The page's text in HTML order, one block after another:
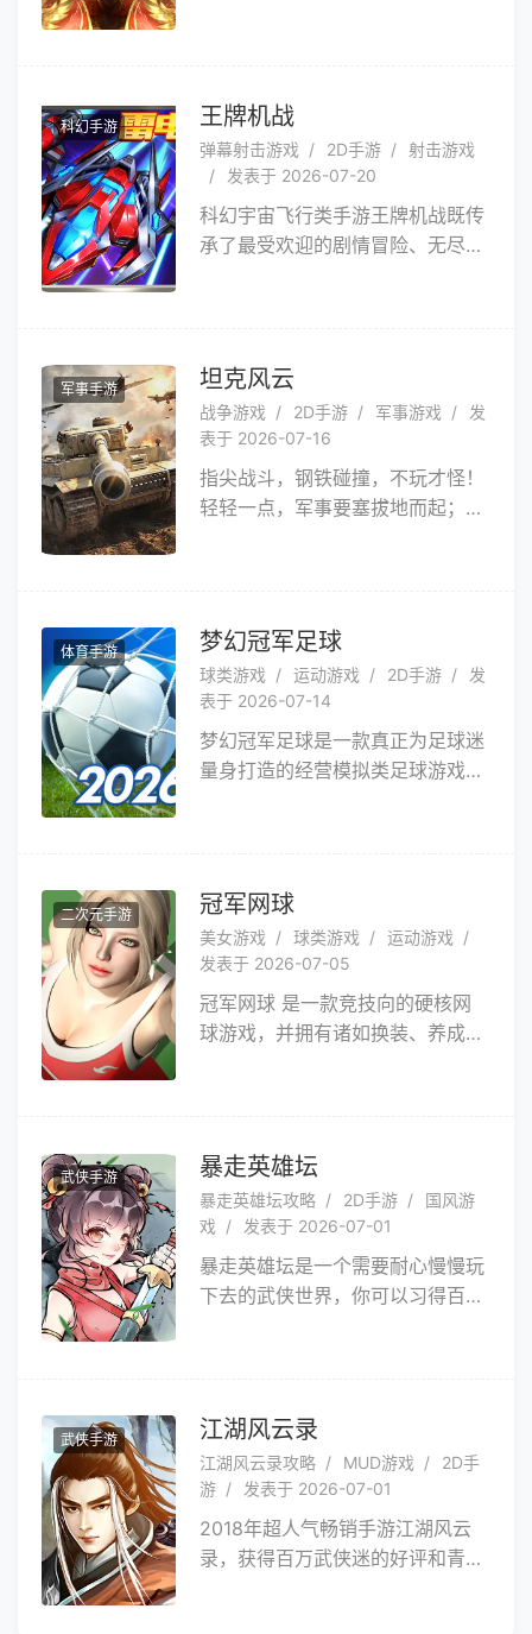
他一人之身。他恋她宠她，却疑她
勾心斗角将她贬为庶人。她怨他恨
他
科幻手游 王牌机战
弹幕射击游戏 2D手游
射击游戏
发表于 2026-07-20
科幻宇宙飞行类手游王牌机战既传
承了最受欢迎的剧情冒险、无尽冲
成长体系、建筑制造及数百种弹幕
关卡设计，给你最酣畅淋漓的指尖
爆破体验！弹幕乱舞带你重回真机
对战的热血时代。简单划动，一秒
上手。雷电走位，技巧为王！宇宙
大战一触即发！
军事手游 坦克风云
战争游戏 2D手游 军事游戏
发
表于 2026-07-16
指尖战斗，钢铁碰撞，不玩才怪！
轻轻一点，军事要塞拔地而起；随
励帮助您快速进阶，尽享指挥官荣
耀之路！
体育手游 梦幻冠军足球
球类游戏 运动游戏 2D手游
发
表于 2026-07-14
梦幻冠军足球是一款真正为足球迷
量身打造的经营模拟类足球游戏！
冠军联赛，为自己的三冠王发起冲
击。
二次元手游 冠军网球
美女游戏 球类游戏
运动游戏
发表于 2026-07-05
冠军网球 是一款竞技向的硬核网
球游戏，并拥有诸如换装、养成等
动体验。游戏运营良心，没有
VIP，不逼氪不骗氪，平民玩家也
有春天，打造公平竞技环境。快来
一起参与到这场酣畅淋漓的网球盛
宴中来吧，见证网球游戏新纪元！
游戏介绍 最真实的网球
现得那么逼真！ 采用动态捕
捉和Havok物理引擎
武侠手游 暴走英雄坛
暴走英雄坛攻略 2D手游
国风游
戏
发表于 2026-07-01
暴走英雄坛是一个需要耐心慢慢玩
下去的武侠世界，你可以习得百家
人”。你也可以在游戏中无所事
事，梳妆打扮，挖矿，钓鱼，娶老
婆。你也在游戏中结婚生子，培养
更强的儿子继续你未完成的事业。
武侠手游 江湖风云录
江湖风云录攻略 MUD游戏
2D手
游
发表于 2026-07-01
2018年超人气畅销手游江湖风云
录，获得百万武侠迷的好评和青